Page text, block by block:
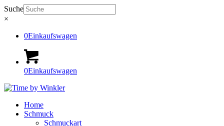
Suche
×
0Einkaufswagen
0Einkaufswagen
Home
Schmuck
Schmuckart